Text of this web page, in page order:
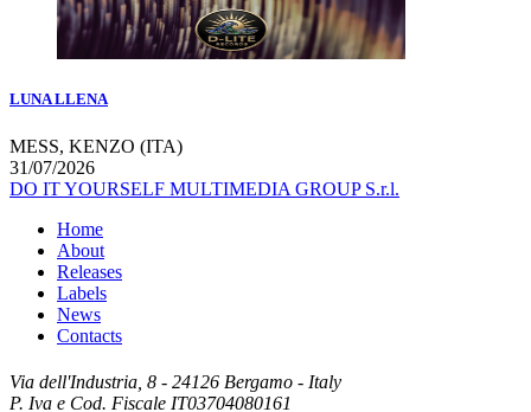
LUNA LLENA
MESS, KENZO (ITA)
31/07/2026
DO IT YOURSELF MULTIMEDIA GROUP S.r.l.
Home
About
Releases
Labels
News
Contacts
Via dell'Industria, 8 - 24126 Bergamo - Italy
P. Iva e Cod. Fiscale IT03704080161